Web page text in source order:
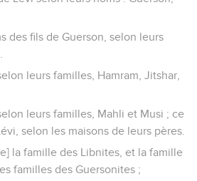
des fils de Guerson, selon leurs
leurs familles, Hamram, Jitshar,
leurs familles, Mahli et Musi ; ce
selon les maisons de leurs pères.
la famille des Libnites, et la famille
familles des Guersonites ;